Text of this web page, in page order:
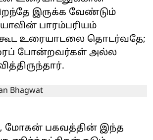
இருக்க வேண்டும்
பாரம்பரியம்
உரையாடலை தொடர்வதே;
போன்றவர்கள் அல்ல
மோகன் பகவத்தின் இந்த